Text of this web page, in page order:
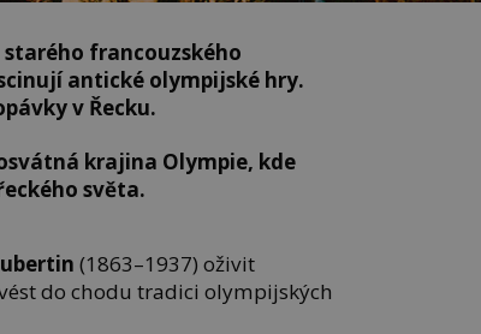
francouzského
antické olympijské hry.
v Řecku.
krajina Olympie, kde
světa.
(1863–1937) oživit
do chodu tradici olympijských